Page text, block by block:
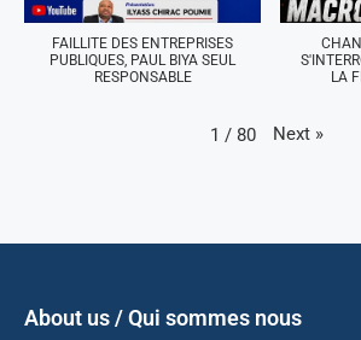
FAILLITE DES ENTREPRISES
PUBLIQUES, PAUL BIYA SEUL
RESPONSABLE
LA
1 / 80 Next »
About us / Qui sommes nous